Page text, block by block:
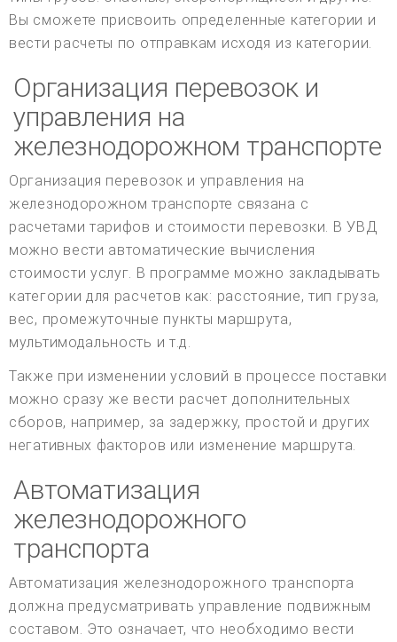
Вы сможете присвоить определенные категории и
вести расчеты по отправкам исходя из категории.
Организация перевозок и
управления на
железнодорожном транспорте
Организация перевозок и управления на
железнодорожном транспорте связана с
расчетами тарифов и стоимости перевозки. В УВД
можно вести автоматические вычисления
стоимости услуг. В программе можно закладывать
категории для расчетов как: расстояние, тип груза,
вес, промежуточные пункты маршрута,
мультимодальность и т.д.
Также при изменении условий в процессе поставки
можно сразу же вести расчет дополнительных
сборов, например, за задержку, простой и других
негативных факторов или изменение маршрута.
Автоматизация
железнодорожного
транспорта
Автоматизация железнодорожного транспорта
должна предусматривать управление подвижным
составом. Это означает, что необходимо вести